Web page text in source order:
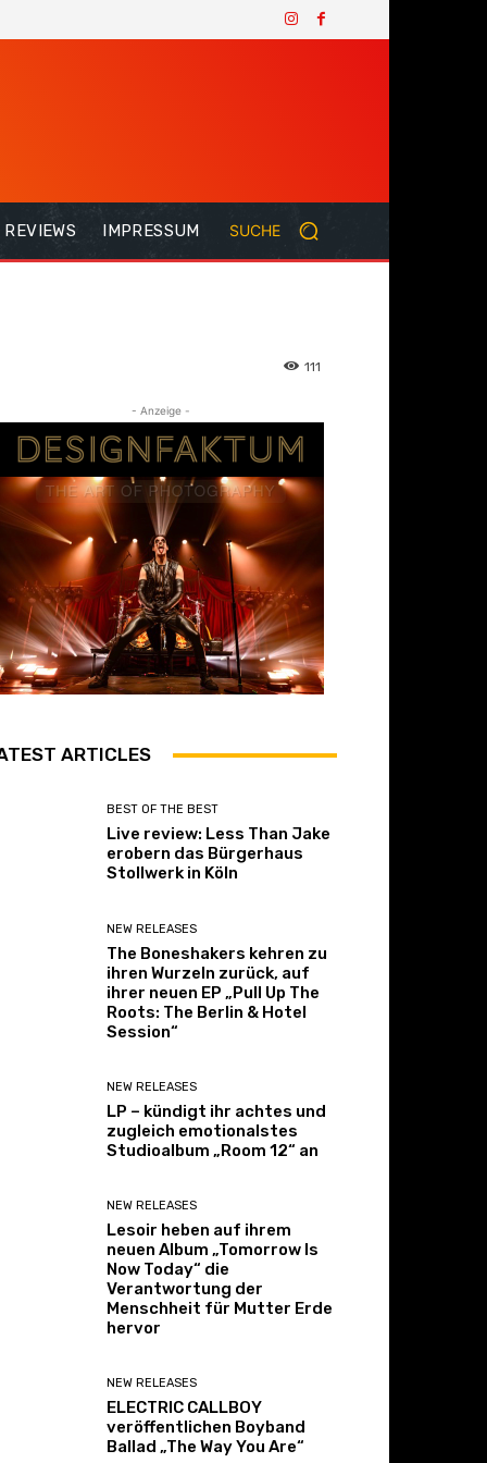
REVIEWS IMPRESSUM SUCHE
111
- Anzeige -
ARTICLES
BEST OF THE BEST
Live review: Less Than Jake
erobern das Bürgerhaus
Stollwerk in Köln
NEW RELEASES
The Boneshakers kehren zu
ihren Wurzeln zurück, auf
ihrer neuen EP „Pull Up The
Roots: The Berlin & Hotel
Session“
NEW RELEASES
LP – kündigt ihr achtes und
zugleich emotionalstes
Studioalbum „Room 12“ an
NEW RELEASES
Lesoir heben auf ihrem
neuen Album „Tomorrow Is
Now Today“ die
Verantwortung der
Menschheit für Mutter Erde
hervor
NEW RELEASES
ELECTRIC CALLBOY
veröffentlichen Boyband
Ballad „The Way You Are“